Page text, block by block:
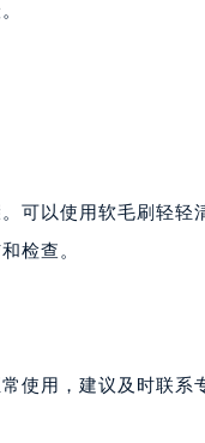
富力中心T2座写字楼
隆广场写字楼1座11
场写字楼16层1603室
可以使用软毛刷轻
检查。
使用，建议及时联